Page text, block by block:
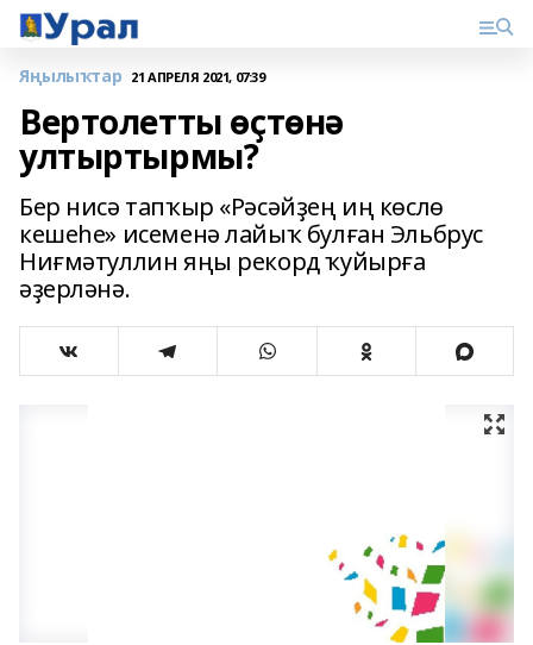
Яңылыҡтар 21 АПРЕЛЯ 2021, 07:39
Вертолетты өҫтөнә
ултыртырмы?
Бер нисә тапҡыр «Рәсәйҙең иң көслө
кешеһе» исеменә лайыҡ булған Эльбрус
Ниғмәтуллин яңы рекорд ҡуйырға
әҙерләнә.